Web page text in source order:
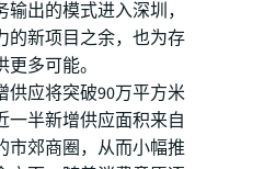
出的模式进入深圳，
的新项目之余，也为存
多可能。
供应将突破90万平方米
一半新增供应面积来自
市郊商圈，从而小幅推